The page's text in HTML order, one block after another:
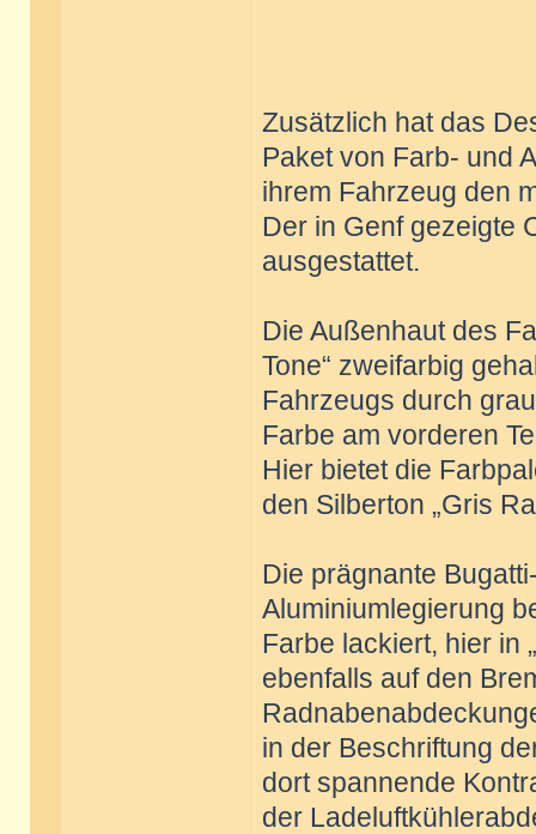
Zusätzlich hat das
Paket von Farb- und
ihrem Fahrzeug den
Der in Genf gezeigte
ausgestattet.
Die Außenhaut des
Tone“ zweifarbig
Fahrzeugs durch
Farbe am vorderen
Hier bietet die
den Silberton „Gris
Die prägnante
Aluminiumlegierung
Farbe lackiert, hier in
ebenfalls auf den
in der Beschriftung
dort spannende
der